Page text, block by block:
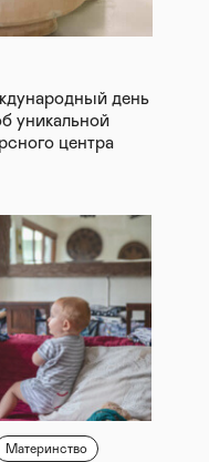
день
уникальной
центра
Материнство